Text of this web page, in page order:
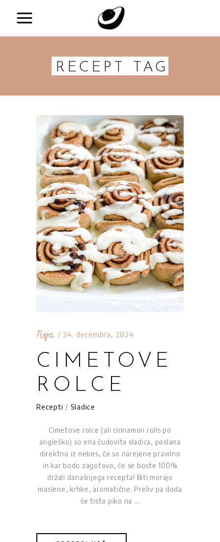
RECEPT TAG
Neja 24. decembra, 2024
CIMETOVE
ROLCE
Recepti / Sladice
Cimetove rolce (ali cinnamon rolls po
angleško) so ena čudovita sladica, poslana
direktno iz nebes, če so narejene pravilno
in kar bodo zagotovo, če se boste 100%
držali današnjega recepta! Biti morajo
maslene, krhke, aromatične. Preliv pa doda
še tisto piko na